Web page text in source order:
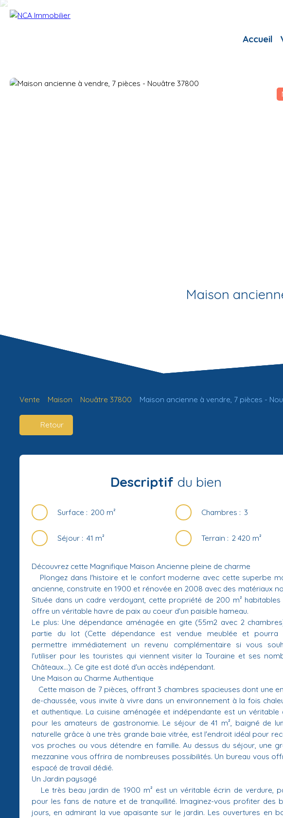
Accueil
Maison
Vente Maison Nouâtre 37800 Maison ancienne à vendre, 7 pièces -
Retour
Descriptif du bien
Surface : 200 m² Chambres : 3
Séjour : 41 m² Terrain : 2 420 m²
Découvrez cette Magnifique Maison Ancienne pleine de charme
Plongez dans l'histoire et le confort moderne avec cette superbe
ancienne, construite en 1900 et rénovée en 2008 avec des matériaux
Située dans un cadre verdoyant, cette propriété de 200 m² habitables
offre un véritable havre de paix au coeur d'un paisible hameau.
Le plus: Une dépendance aménagée en gite (55m2 avec 2
partie du lot (Cette dépendance est vendue meublée et pourra
permettre immédiatement un revenu complémentaire si vous
l'utiliser pour les touristes qui viennent visiter la Touraine et ses
Châteaux...). Ce gite est doté d'un accès indépendant.
Une Maison au Charme Authentique
Cette maison de 7 pièces, offrant 3 chambres spacieuses dont une
de-chaussée, vous invite à vivre dans un environnement à la fois
et authentique. La cuisine aménagée et indépendante est un véritable
pour les amateurs de gastronomie. Le séjour de 41 m², baigné de
naturelle grâce à une très grande baie vitrée, est l'endroit idéal pour
vos proches ou vous détendre en famille. Au dessus du séjour, une
mezzanine vous offrira de nombreuses possibilités. Un bureau vous
espacé de travail dédié.
Un Jardin paysagé
Le très beau jardin de 1900 m² est un véritable écrin de verdure,
pour les fans de nature et de tranquillité. Imaginez-vous profiter des
jours, en admirant la vue apaisante sur le jardin. Les ouvertures en